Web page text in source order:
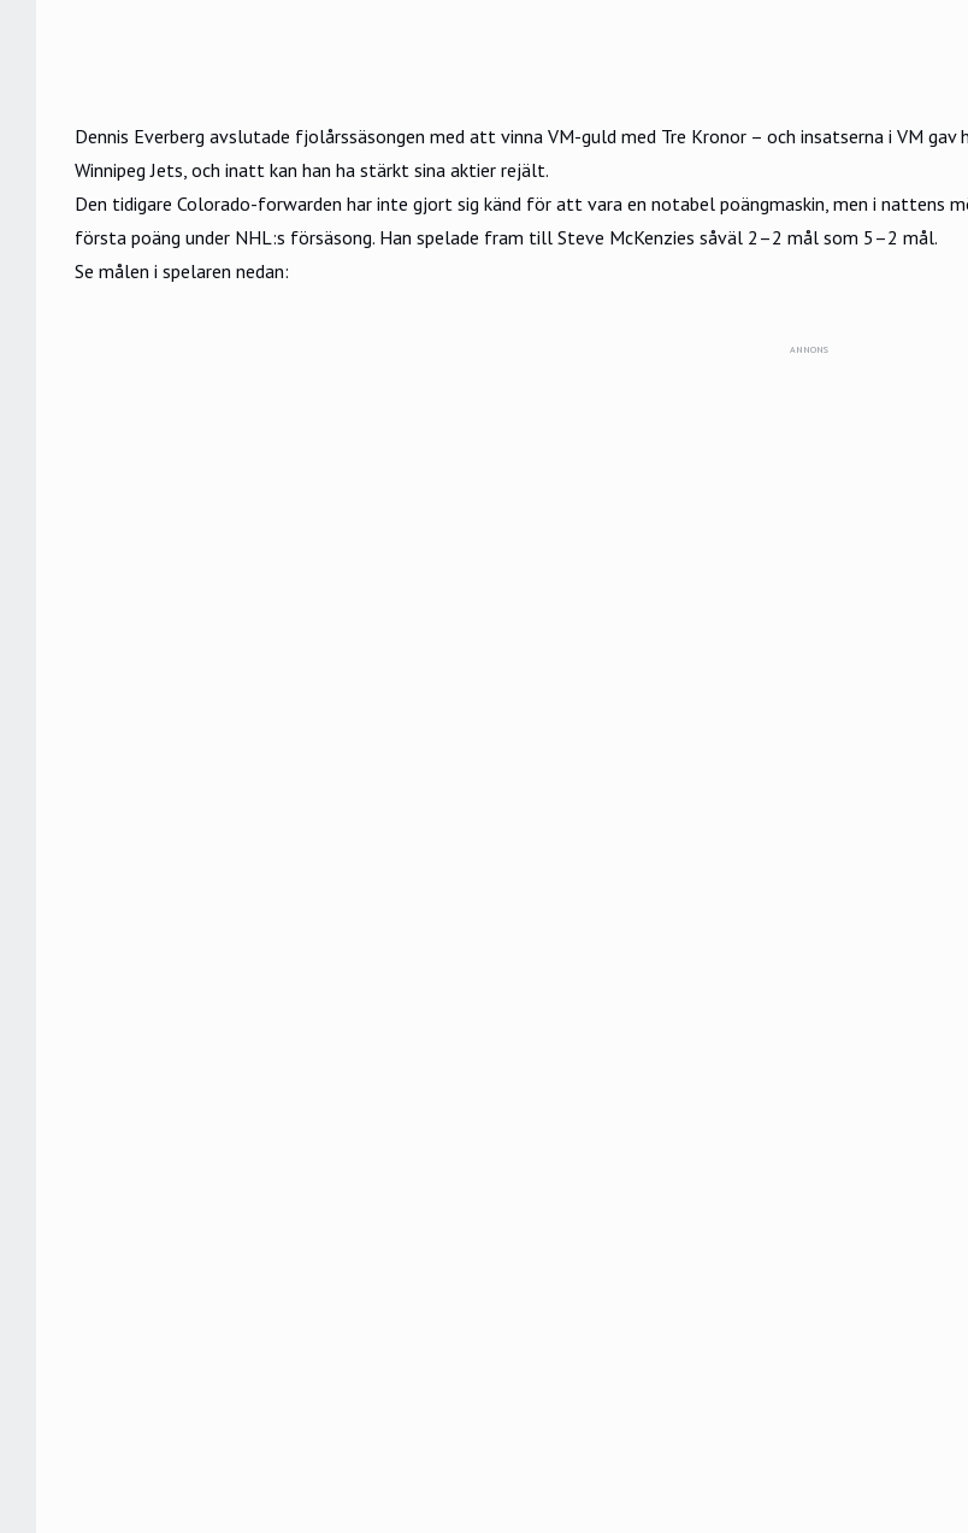
Dennis Everberg avslutade fjolårssäsongen med att vinna VM-guld med Tre Kronor – och insatserna i VM
Winnipeg Jets, och inatt kan han ha stärkt sina aktier rejält.
Den tidigare Colorado-forwarden har inte gjort sig känd för att vara en notabel poängmaskin, men i nattens
första poäng under NHL:s försäsong. Han spelade fram till Steve McKenzies såväl 2–2 mål som 5–2 mål.
Se målen i spelaren nedan:
ANNONS